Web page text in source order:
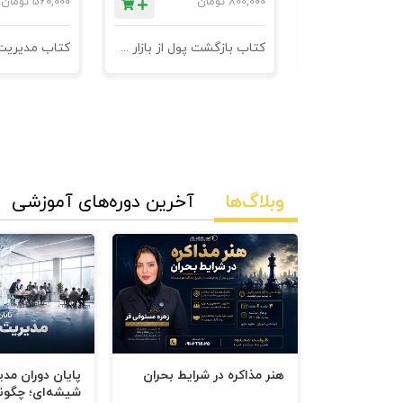
پانزده قاعدۀ مذاکره دربارۀ پیشنهاد
کل‌نگر باشید.
چطور به زبان‌های مختلف پاسخ مثبت
کتاب بازگشت پول از بازار مدیریت وصول مطالبات
وبلاگ‌ها آخرین دوره‌های آموزشی
هنر مذاکره در شرایط بحران
پایان دوران
شیشه‌ای؛